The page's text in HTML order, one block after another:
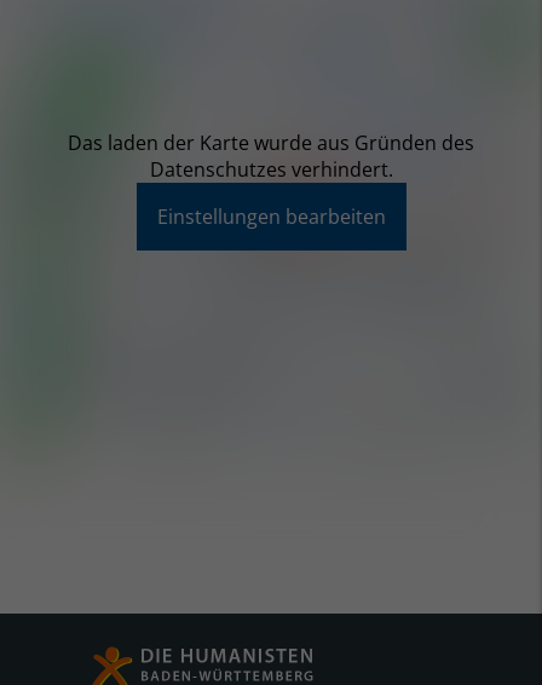
Das laden der Karte wurde aus Gründen des
Datenschutzes verhindert.
Einstellungen bearbeiten